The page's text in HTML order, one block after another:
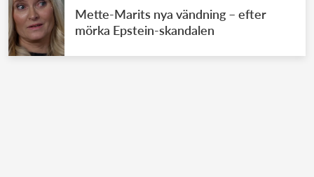
Mette-Marits nya vändning – efter
mörka Epstein-skandalen